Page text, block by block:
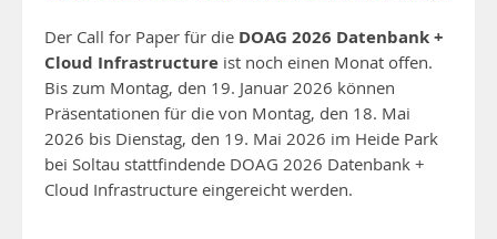
Der Call for Paper für die DOAG 2026 Datenbank +
Cloud Infrastructure ist noch einen Monat offen.
Bis zum Montag, den 19. Januar 2026 können
Präsentationen für die von Montag, den 18. Mai
2026 bis Dienstag, den 19. Mai 2026 im Heide Park
bei Soltau stattfindende DOAG 2026 Datenbank +
Cloud Infrastructure eingereicht werden.